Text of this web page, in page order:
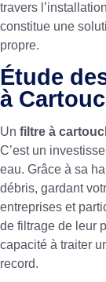
travers
constitue une
propre.
Étude
à
Un filtre à
C’est un
eau. Grâce à sa
débris, gardant
entreprises et
de filtrage de leur
capacité à traiter
record.